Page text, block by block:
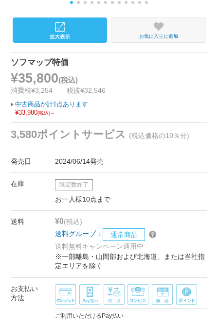
お気に入りに追加
ソフマップ特価
¥35,800(税込)
消費税¥3,254 税抜¥32,546
中古商品が計1点あります
¥33,980(税込)～
3,580ポイントサービス (税込価格の10％分)
発売日 2024/06/14発売
在庫 限定数終了
お一人様10点まで
送料 ¥0(税込)
送料グループ：
通常商品
送料無料キャンペーン適用中
※一部離島・山間部および北海道、または当社指
定エリアを除く
お支払い
方法
ご利用いただけるPay払い